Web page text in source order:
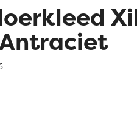
Overig
Xilento